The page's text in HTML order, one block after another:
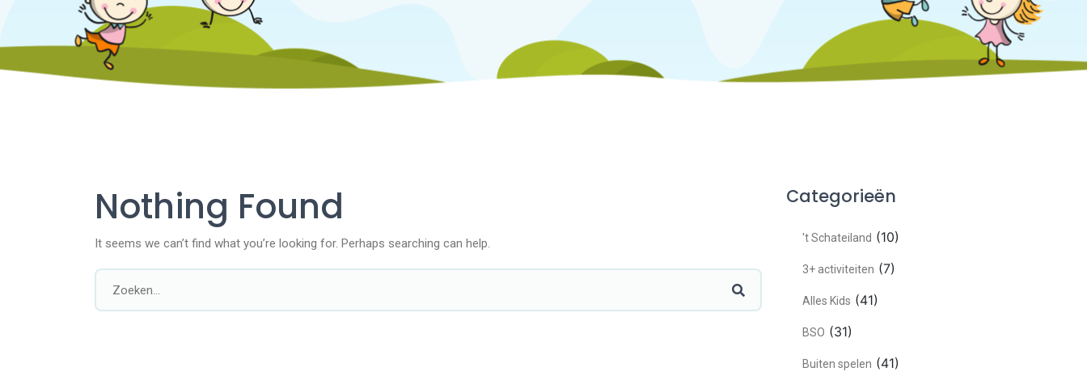
Nothing Found
It seems we can’t find what you’re looking for. Perhaps searching can help.
Categorieën
't Schateiland (10)
3+ activiteiten (7)
Alles Kids (41)
BSO (31)
Buiten spelen (41)